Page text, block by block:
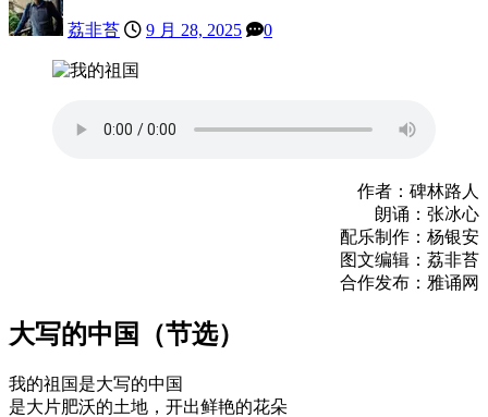
荔非苔 9 月 28, 2025 0
作者：碑林路人
朗诵：张冰心
配乐制作：杨银安
图文编辑：荔非苔
合作发布：雅诵网
大写的中国（节选）
我的祖国是大写的中国
是大片肥沃的土地，开出鲜艳的花朵